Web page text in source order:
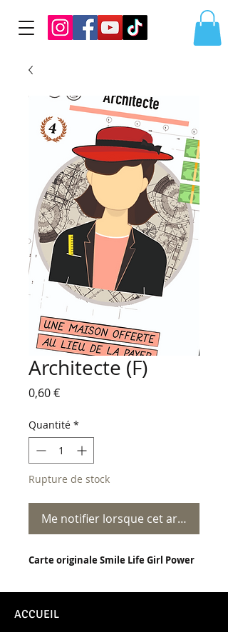
Architecte (F)
0,60 €Prix
Quantité *
Rupture de stock
Me notifier lorsque cet article est
Carte originale Smile Life Girl Power
ACCUEIL